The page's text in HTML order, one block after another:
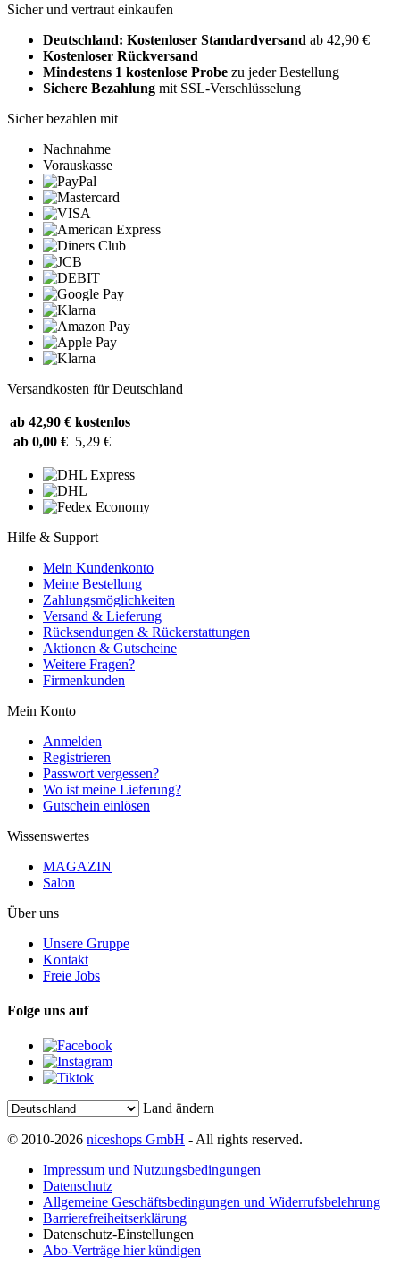
Sicher und vertraut einkaufen
Deutschland: Kostenloser Standardversand ab 42,90 €
Kostenloser Rückversand
Mindestens 1 kostenlose Probe zu jeder Bestellung
Sichere Bezahlung mit SSL-Verschlüsselung
Sicher bezahlen mit
Nachnahme
Vorauskasse
Versandkosten für Deutschland
ab 42,90 € kostenlos
ab 0,00 € 5,29 €
Hilfe & Support
Mein Kundenkonto
Meine Bestellung
Zahlungsmöglichkeiten
Versand & Lieferung
Rücksendungen & Rückerstattungen
Aktionen & Gutscheine
Weitere Fragen?
Firmenkunden
Mein Konto
Anmelden
Registrieren
Passwort vergessen?
Wo ist meine Lieferung?
Gutschein einlösen
Wissenswertes
MAGAZIN
Salon
Über uns
Unsere Gruppe
Kontakt
Freie Jobs
Folge uns auf
Land ändern
© 2010-2026 niceshops GmbH - All rights reserved.
Impressum und Nutzungsbedingungen
Datenschutz
Allgemeine Geschäftsbedingungen und Widerrufsbelehrung
Barrierefreiheitserklärung
Datenschutz-Einstellungen
Abo-Verträge hier kündigen